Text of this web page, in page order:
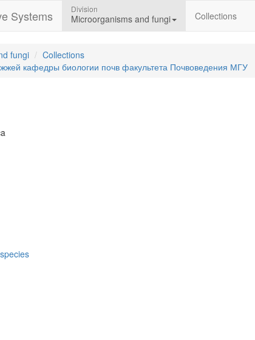
Systems Division
Microorganisms and fungi Collections
fungi
Collections
кафедры биологии почв факультета Почвоведения МГУ